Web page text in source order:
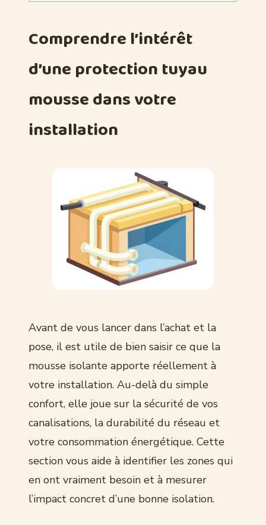
Comprendre l’intérêt
d’une protection tuyau
mousse dans votre
installation
Avant de vous lancer dans l’achat et la
pose, il est utile de bien saisir ce que la
mousse isolante apporte réellement à
votre installation. Au-delà du simple
confort, elle joue sur la sécurité de vos
canalisations, la durabilité du réseau et
votre consommation énergétique. Cette
section vous aide à identifier les zones qui
en ont vraiment besoin et à mesurer
l’impact concret d’une bonne isolation.